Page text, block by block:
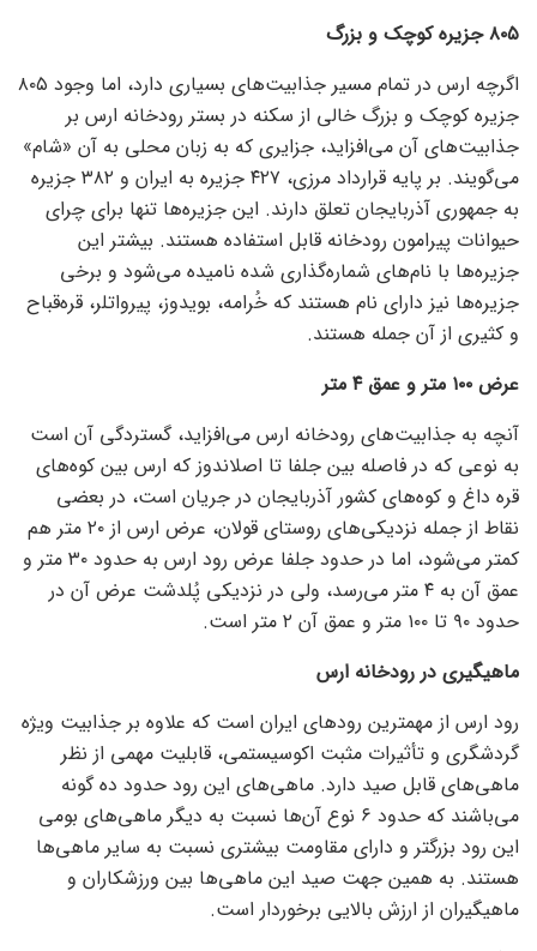
۸۰۵ جزیره کوچک و بزرگ
اگرچه ارس در تمام مسیر جذابیت‌های بسیاری دارد، اما وجود ۸۰۵
جزیره کوچک و بزرگ خالی از سکنه در بستر رودخانه ارس بر
جذابیت‌های آن می‌افزاید، جزایری که به زبان محلی به آن «شام»
می‌گویند. بر پایه قرارداد مرزی، ۴۲۷ جزیره به ایران و ۳۸۲ جزیره
به جمهوری آذربایجان تعلق دارند. این جزیره‌ها تنها برای چرای
حیوانات پیرامون رودخانه قابل استفاده هستند. بیشتر این
جزیره‌ها با نام‌های شماره‌گذاری شده نامیده می‌شود و برخی
جزیره‌ها نیز دارای نام هستند که خُرامه، بویدوز، پیرواتلر، قره‌قباح
و کثیری از آن جمله هستند.
عرض ۱۰۰ متر و عمق ۴ متر
آنچه به جذابیت‌های رودخانه ارس می‌افزاید، گستردگی آن است
به نوعی که در فاصله بین جلفا تا اصلاندوز که ارس بین کوه‌هاى
قره ‏داغ و کوه‌هاى کشور آذربایجان در جریان است، در بعضى
نقاط از جمله نزدیکى‌های روستاى قولان، عرض ارس از ۲۰ متر هم
کمتر مى‌‏شود، اما در حدود جلفا عرض رود ارس به حدود ۳۰ متر و
عمق آن به ۴ متر می‌رسد، ولی در نزدیکى پُلدشت عرض آن در
حدود ۹۰ تا ۱۰۰ متر و عمق آن ۲ متر است.
ماهیگیری در رودخانه ارس
رود ارس از مهمترین رود‌های ایران است که علاوه بر جذابیت ویژه
گردشگری و تأثیرات مثبت اکوسیستمی، قابلیت مهمی از نظر
ماهی‌های قابل صید دارد. ماهی‌های این رود حدود ده گونه
می‌باشند که حدود ۶ نوع آن‌ها نسبت به دیگر ماهی‌های بومی
این رود بزرگتر و دارای مقاومت بیشتری نسبت به سایر ماهی‌ها
هستند. به همین جهت صید این ماهی‌ها بین ورزشکاران و
ماهیگیران از ارزش بالایی برخوردار است.